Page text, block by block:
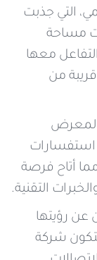
التي جذبت
مساحة
معها
من
المعرض
استفسارات
أتاح فرصة
التقنية.
عن رؤيتها
شركة